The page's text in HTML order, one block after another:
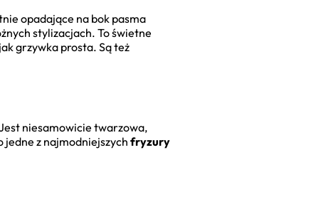
opadające na bok pasma
stylizacjach. To świetne
grzywka prosta. Są też
niesamowicie twarzowa,
jedne z najmodniejszych fryzury